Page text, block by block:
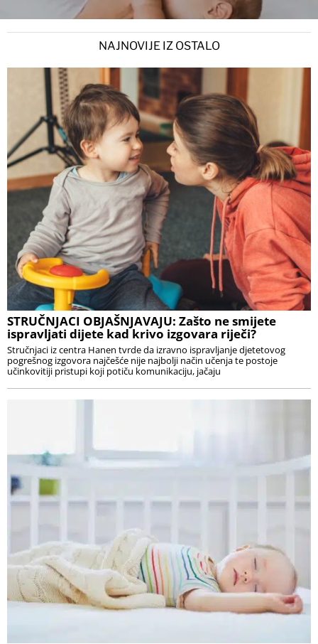
NAJNOVIJE IZ OSTALO
STRUČNJACI OBJAŠNJAVAJU: Zašto ne smijete
ispravljati dijete kad krivo izgovara riječi?
Stručnjaci iz centra Hanen tvrde da izravno ispravljanje djetetovog
pogrešnog izgovora najčešće nije najbolji način učenja te postoje
učinkovitiji pristupi koji potiču komunikaciju, jačaju